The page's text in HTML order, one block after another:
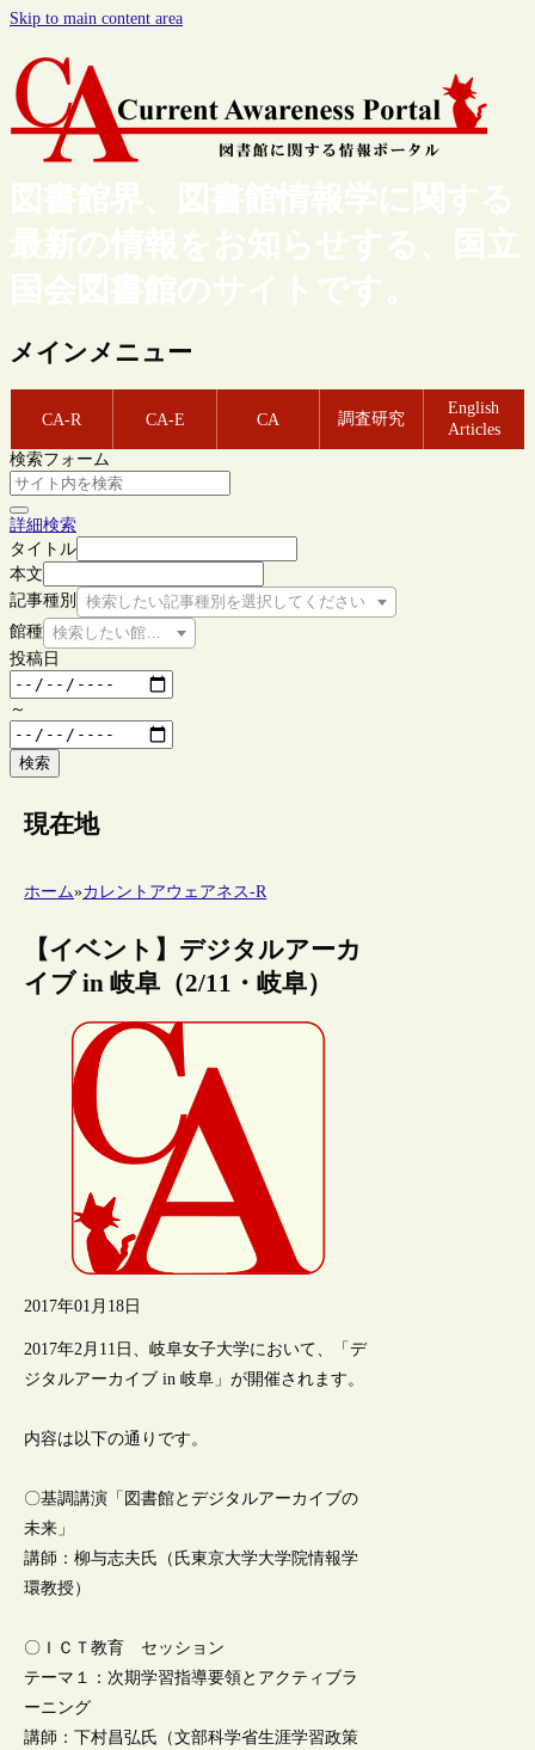
Skip to main content area
図書館界、図書館情報学に関する
最新の情報をお知らせする、国立
国会図書館のサイトです。
メインメニュー
CA-R CA-E CA 調査研究
English
Articles
検索フォーム
詳細検索
タイトル
本文
記事種別
検索したい記事種別を選択してください
館種 検索したい館種を選択してください
投稿日
～
検索
現在地
ホーム»カレントアウェアネス-R
【イベント】デジタルアーカ
イブ in 岐阜（2/11・岐阜）
2017年01月18日
2017年2月11日、岐阜女子大学において、「デ
ジタルアーカイブ in 岐阜」が開催されます。
内容は以下の通りです。
〇基調講演「図書館とデジタルアーカイブの
未来」
講師：柳与志夫氏（氏東京大学大学院情報学
環教授）
〇ＩＣＴ教育 セッション
テーマ１：次期学習指導要領とアクティブラ
ーニング
講師：下村昌弘氏（文部科学省生涯学習政策